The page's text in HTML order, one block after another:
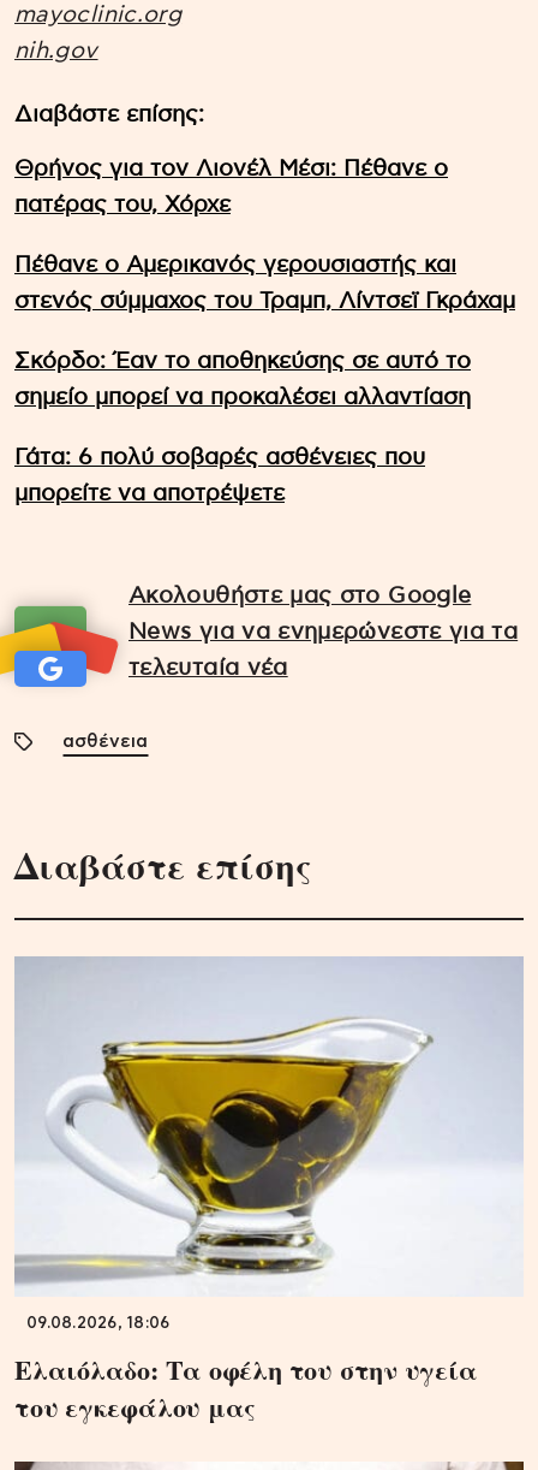
mayoclinic.org
nih.gov
Διαβάστε επίσης:
Θρήνος για τον Λιονέλ Μέσι: Πέθανε ο
πατέρας του, Χόρχε
Πέθανε ο Αμερικανός γερουσιαστής και
στενός σύμμαχος του Τραμπ, Λίντσεϊ Γκράχαμ
Σκόρδο: Έαν το αποθηκεύσης σε αυτό το
σημείο μπορεί να προκαλέσει αλλαντίαση
Γάτα: 6 πολύ σοβαρές ασθένειες που
μπορείτε να αποτρέψετε
Ακολουθήστε μας στο Google
News για να ενημερώνεστε για τα
τελευταία νέα
ασθένεια
Διαβάστε επίσης
09.08.2026, 18:06
Ελαιόλαδο: Τα οφέλη του στην υγεία
του εγκεφάλου μας